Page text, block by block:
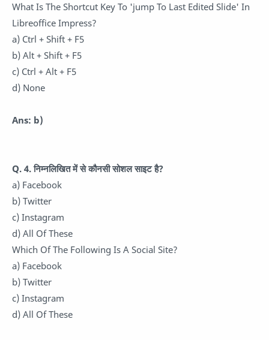
What Is The Shortcut Key To 'jump To Last Edited Slide' In
Libreoffice Impress?
a) Ctrl + Shift + F5
b) Alt + Shift + F5
c) Ctrl + Alt + F5
d) None
Ans: b)
Q. 4. निम्नलिखित में से कौनसी सोशल साइट है?
a) Facebook
b) Twitter
c) Instagram
d) All Of These
Which Of The Following Is A Social Site?
a) Facebook
b) Twitter
c) Instagram
d) All Of These